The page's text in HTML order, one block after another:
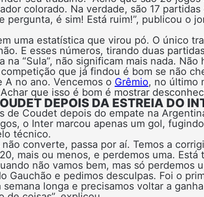
colorado. Na verdade, são 17
pergunta, é sim! Está ruim!”, publicou o
uma estatística que virou pó. O único
E esses números, tirando duas
na “Sula”, não significam mais nada.
que já findou é bom se não
A no ano. Vencemos o Grêmio, no último
que isso é bom é mostrar
DEPOIS DA ESTREIA DO
de Coudet depois do empate na
o Inter marcou apenas um gol,
técnico.
não converte, passa por aí. Temos a
mais ou menos, e perdemos uma. Está
não vamos bem, mas só perdemos
Gauchão e pedimos desculpas. Foi o
longa e precisamos voltar a